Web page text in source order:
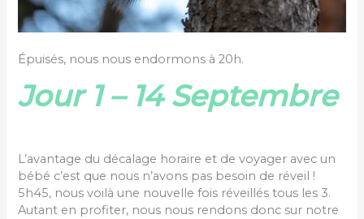
Épuisés, nous nous endormons à 20h.
Jour 1 – 14 Septembre
L’avantage du décalage horaire et de voyager avec un
bébé c’est que nous n’avons pas besoin de réveil !
5h45, nous voilà une nouvelle fois réveillés tous les 3.
Autant en profiter, nous nous rendons donc sur notre